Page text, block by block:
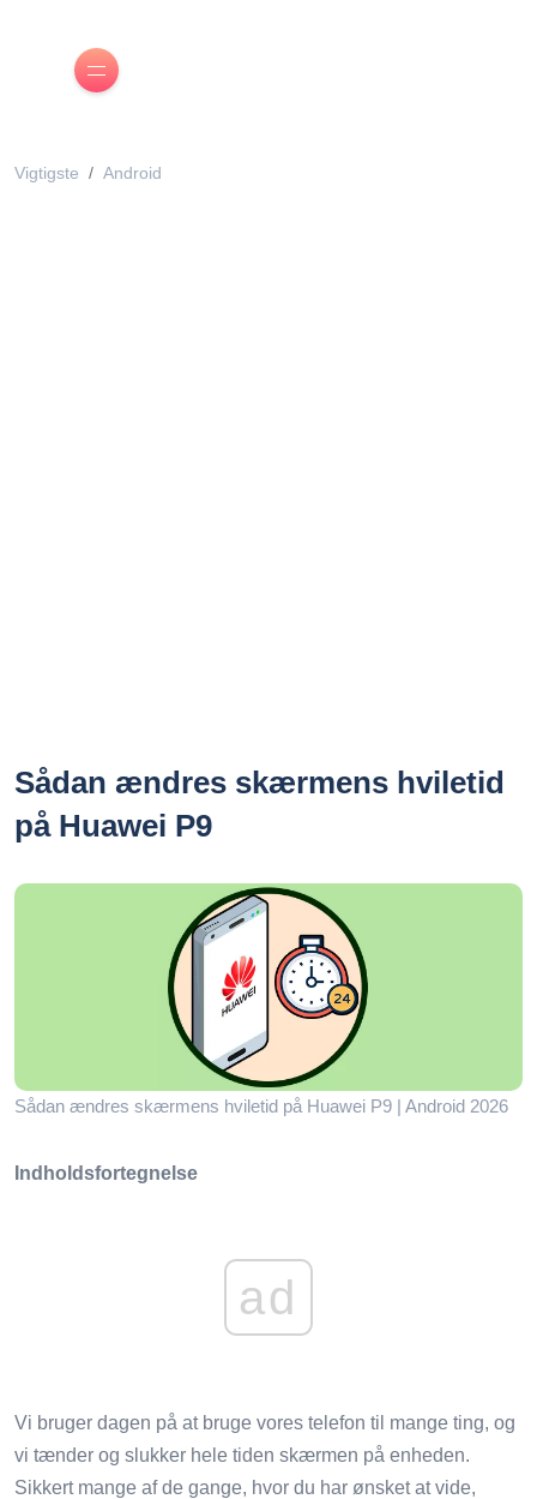
Vigtigste Android
Sådan ændres skærmens hviletid
på Huawei P9
Sådan ændres skærmens hviletid på Huawei P9 | Android 2026
Indholdsfortegnelse
ad
Vi bruger dagen på at bruge vores telefon til mange ting, og
vi tænder og slukker hele tiden skærmen på enheden.
Sikkert mange af de gange, hvor du har ønsket at vide,